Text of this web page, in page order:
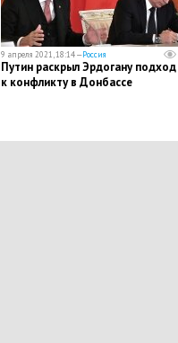
9 апреля 2021, 18:14 —Россия
Путин раскрыл Эрдогану
к конфликту в Донбассе